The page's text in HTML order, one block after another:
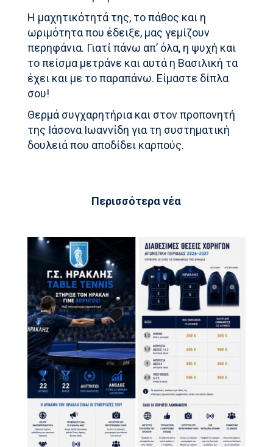
Η μαχητικότητά της, το πάθος και η
ωριμότητα που έδειξε, μας γεμίζουν
περηφάνια. Γιατί πάνω απ’ όλα, η ψυχή και
το πείσμα μετράνε και αυτά η Βασιλική τα
έχει και με το παραπάνω. Είμαστε δίπλα
σου!
Θερμά συγχαρητήρια και στον προπονητή
της Ιάσονα Ιωαννίδη για τη συστηματική
δουλειά που αποδίδει καρπούς.
Περισσότερα νέα